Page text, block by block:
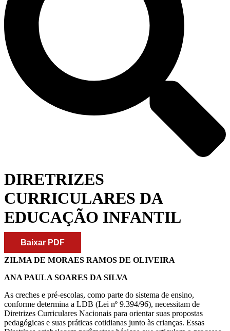
DIRETRIZES
CURRICULARES DA
EDUCAÇÃO INFANTIL
Baixar PDF
ZILMA DE MORAES RAMOS DE OLIVEIRA
ANA PAULA SOARES DA SILVA
As creches e pré-escolas, como parte do sistema de ensino,
conforme determina a LDB (Lei nº 9.394/96), necessitam de
Diretrizes Curriculares Nacionais para orientar suas propostas
pedagógicas e suas práticas cotidianas junto às crianças. Essas